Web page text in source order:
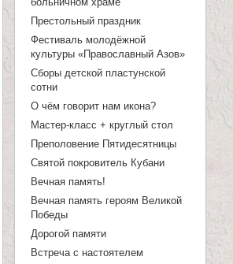
п
о
и
с
к
а
Престольный праздник
Фестиваль молодёжной
культуры «Православный Азов»
Сборы детской пластунской
сотни
О чём говорит нам икона?
Мастер-класс + круглый стол
Преполовение Пятидесятницы
Святой покровитель Кубани
Вечная память!
Вечная память героям Великой
Победы
Дорогой памяти
Встреча с настоятелем